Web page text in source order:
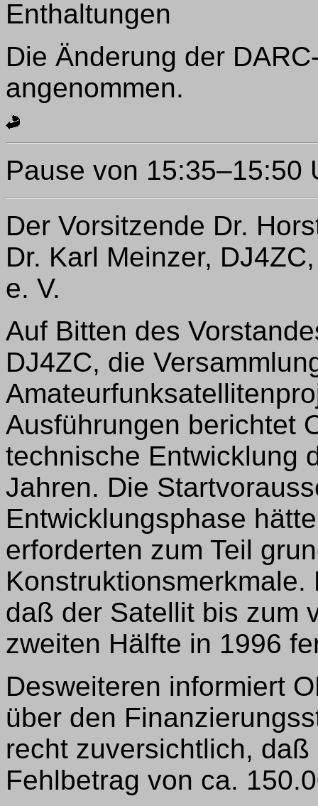
Enthaltungen
Die Änderung der
angenommen.
Pause von 15:35–15:50
Der Vorsitzende Dr.
Dr. Karl Meinzer,
e. V.
Auf Bitten des
DJ4ZC, die
Ausführungen berichtet
technische Entwicklung
Jahren. Die
Entwicklungsphase
erforderten zum Teil
daß der Satellit bis zum
zweiten Hälfte in 1996
Desweiteren informiert
über den
recht zuversichtlich,
Fehlbetrag von ca.